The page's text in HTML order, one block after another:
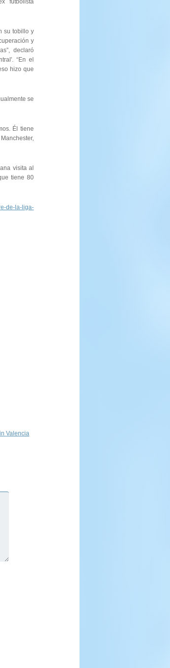
futbolista
su tobillo y
y
declaró
“En el
hizo que
se
Él tiene
visita al
tiene 80
de-la-liga-
Valencia